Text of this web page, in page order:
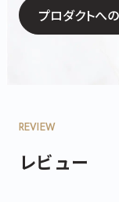
プロダクトへ
REVIEW
レビュー